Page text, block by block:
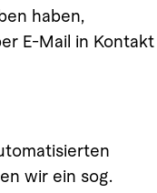
haben,
E-Mail in Kontakt
wir ein sog.